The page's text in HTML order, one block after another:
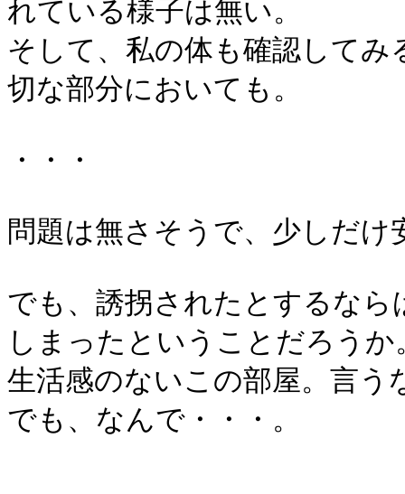
れている様子は無い。
そして、私の体も確認して
切な部分においても。
・・・
問題は無さそうで、少しだけ
でも、誘拐されたとするな
しまったということだろうか
生活感のないこの部屋。言
でも、なんで・・・。